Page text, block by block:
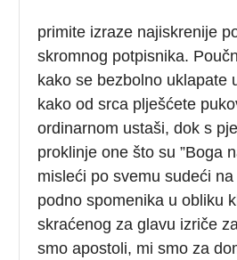
primite izraze najiskrenije
skromnog potpisnika.
kako se bezbolno uklapate
kako od srca plješćete
ordinarnom ustaši, dok s
proklinje one što su ”Boga
misleći po svemu sudeći
podno spomenika u obliku
skraćenog za glavu izriče
smo apostoli, mi smo za